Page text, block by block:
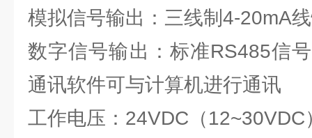
模拟信号输出：三线制4-20mA
数字信号输出：标准RS485信
通讯软件可与计算机进行通讯
工作电压：24VDC（12~30VDC